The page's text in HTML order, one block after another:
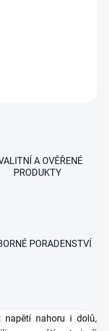
A OVĚŘENÉ
PRODUKTY
PORADENSTVÍ
napětí nahoru i dolů,